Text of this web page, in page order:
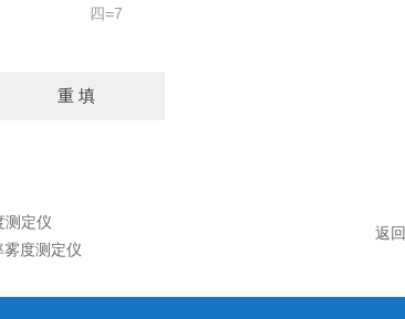
四=7
测定仪
雾度测定仪
返回